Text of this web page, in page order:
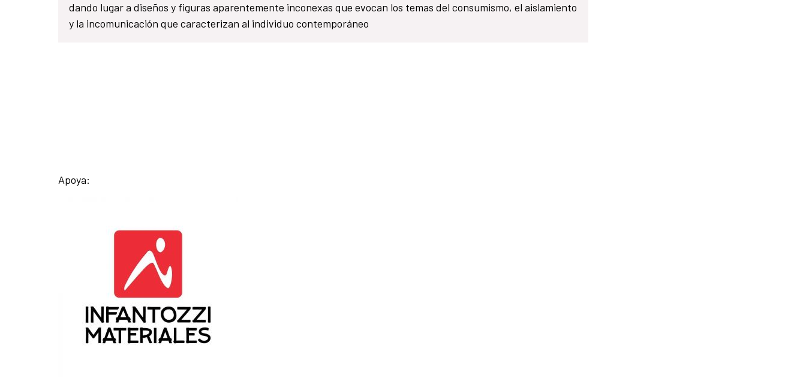
dando lugar a diseños y figuras aparentemente inconexas que evocan los temas del consumismo, el aislamiento
y la incomunicación que caracterizan al individuo contemporáneo
Apoya: